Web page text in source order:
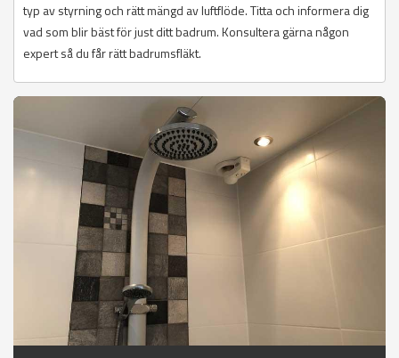
typ av styrning och rätt mängd av luftflöde. Titta och informera dig
vad som blir bäst för just ditt badrum. Konsultera gärna någon
expert så du får rätt badrumsfläkt.